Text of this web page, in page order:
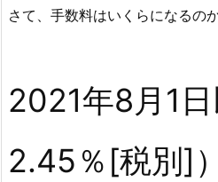
さて、手数料はいくらになるの
2021年8月1
2.45％ [税別]）